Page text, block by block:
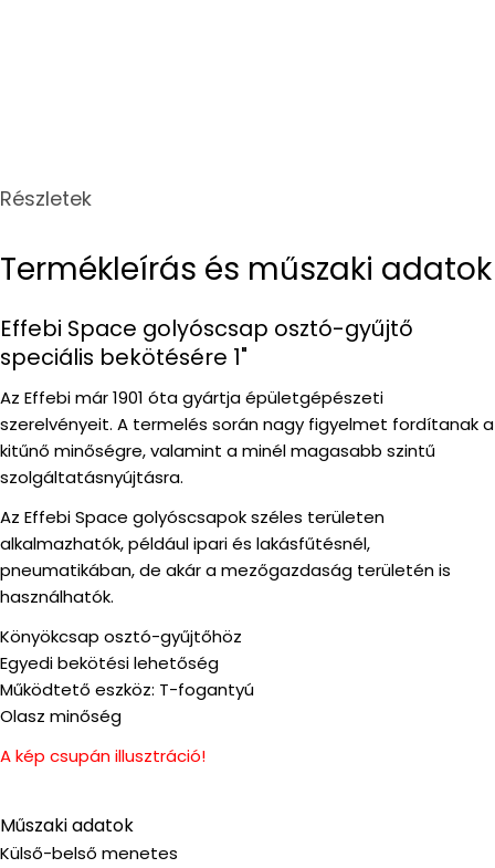
Részletek
Termékleírás és műszaki adatok
Effebi Space golyóscsap osztó-gyűjtő
speciális bekötésére 1"
Az Effebi már 1901 óta gyártja épületgépészeti
szerelvényeit. A termelés során nagy figyelmet fordítanak a
kitűnő minőségre, valamint a minél magasabb szintű
szolgáltatásnyújtásra.
Az Effebi Space golyóscsapok széles területen
alkalmazhatók, például ipari és lakásfűtésnél,
pneumatikában, de akár a mezőgazdaság területén is
használhatók.
Könyökcsap osztó-gyűjtőhöz
Egyedi bekötési lehetőség
Működtető eszköz: T-fogantyú
Olasz minőség
A kép csupán illusztráció!
Műszaki adatok
Külső-belső menetes